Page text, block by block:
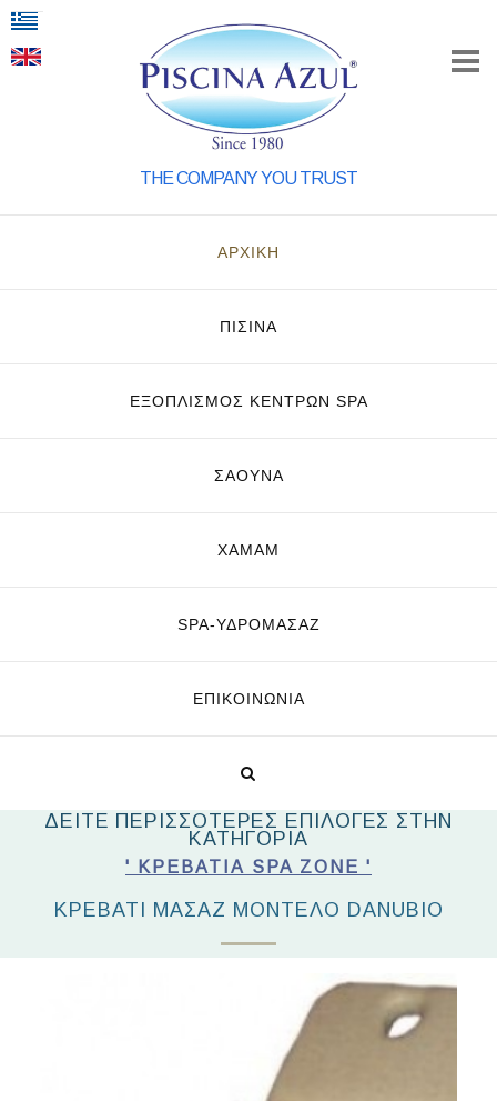
THE COMPANY YOU TRUST
ΑΡΧΙΚΗ
ΠΙΣΙΝΑ
ΕΞΟΠΛΙΣΜΌΣ ΚΈΝΤΡΩΝ SPA
ΣΑΟΥΝΑ
ΧΑΜΑΜ
SPA-ΥΔΡΟΜΑΣΆΖ
ΕΠΙΚΟΙΝΩΝΊΑ
ΔΕΙΤΕ ΠΕΡΙΣΣΟΤΕΡΕΣ ΕΠΙΛΟΓΕΣ ΣΤΗΝ
ΚΑΤΗΓΟΡΙΑ
' ΚΡΕΒΆΤΙΑ SPA ZONE '
ΚΡΕΒΆΤΙ ΜΑΣΆΖ ΜΟΝΤΈΛΟ DANUBIO